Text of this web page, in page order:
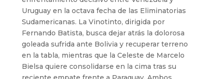
Uruguay en la octava fecha de las Eliminatorias
Sudamericanas. La Vinotinto, dirigida por
Fernando Batista, busca dejar atrás la dolorosa
goleada sufrida ante Bolivia y recuperar terreno
en la tabla, mientras que la Celeste de Marcelo
Bielsa quiere consolidarse en la cima tras su